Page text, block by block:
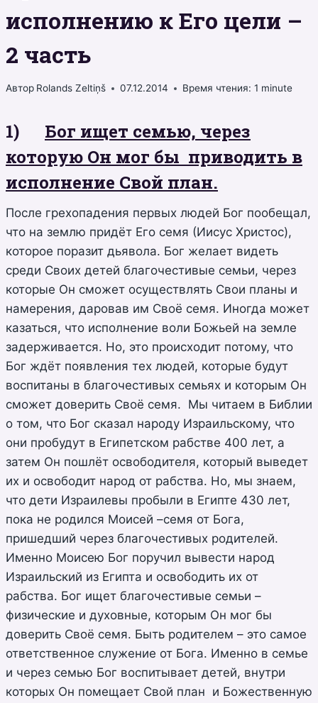
исполнению к Его цели –
2 часть
Автор Rolands Zeltiņš 07.12.2014 Время чтения: 1 minute
1) Бог ищет семью, через
которую Он мог бы приводить в
исполнение Свой план.
После грехопадения первых людей Бог пообещал,
что на землю придёт Его семя (Иисус Христос),
которое поразит дьявола. Бог желает видеть
среди Своих детей благочестивые семьи, через
которые Он сможет осуществлять Свои планы и
намерения, даровав им Своё семя. Иногда может
казаться, что исполнение воли Божьей на земле
задерживается. Но, это происходит потому, что
Бог ждёт появления тех людей, которые будут
воспитаны в благочестивых семьях и которым Он
сможет доверить Своё семя. Мы читаем в Библии
о том, что Бог сказал народу Израильскому, что
они пробудут в Египетском рабстве 400 лет, а
затем Он пошлёт освободителя, который выведет
их и освободит народ от рабства. Но, мы знаем,
что дети Израилевы пробыли в Египте 430 лет,
пока не родился Моисей –семя от Бога,
пришедший через благочестивых родителей.
Именно Моисею Бог поручил вывести народ
Израильский из Египта и освободить их от
рабства. Бог ищет благочестивые семьи –
физические и духовные, которым Он мог бы
доверить Своё семя. Быть родителем – это самое
ответственное служение от Бога. Именно в семье
и через семью Бог воспитывает детей, внутри
которых Он помещает Свой план и Божественную